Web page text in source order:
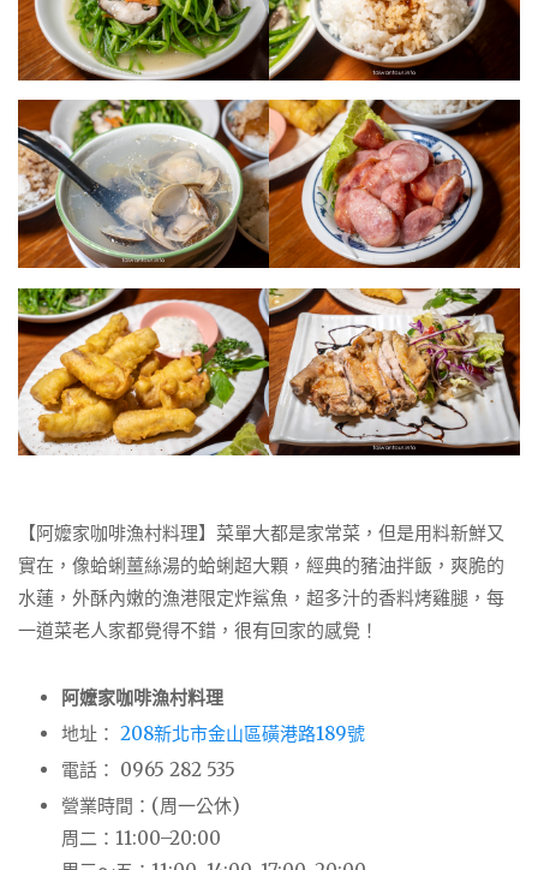
【阿嬤家咖啡漁村料理】菜單大都是家常菜，但是用料新鮮又
實在，像蛤蜊薑絲湯的蛤蜊超大顆，經典的豬油拌飯，爽脆的
水蓮，外酥內嫩的漁港限定炸鯊魚，超多汁的香料烤雞腿，每
一道菜老人家都覺得不錯，很有回家的感覺！
阿嬤家咖啡漁村料理
地址： 208新北市金山區磺港路189號
電話： 0965 282 535
營業時間：(周一公休)
周二：11:00–20:00